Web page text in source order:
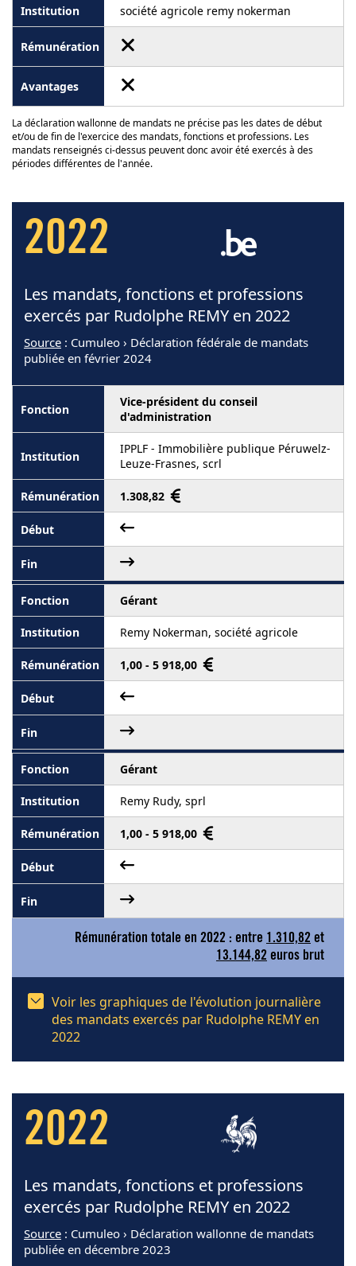
société agricole remy nokerman
La déclaration wallonne de mandats ne précise pas les dates de début
et/ou de fin de l'exercice des mandats, fonctions et professions. Les
mandats renseignés ci-dessus peuvent donc avoir été exercés à des
périodes différentes de l'année.
2022
Les mandats, fonctions et professions
exercés par Rudolphe REMY en 2022
Source : Cumuleo › Déclaration fédérale de mandats
publiée en février 2024
Vice-président du conseil
d'administration
IPPLF - Immobilière publique Péruwelz-
Leuze-Frasnes, scrl
1.308,82
Gérant
Remy Nokerman, société agricole
1,00 - 5 918,00
Gérant
Remy Rudy, sprl
1,00 - 5 918,00
Rémunération totale en 2022 : entre 1.310,82 et
13.144,82 euros brut
Voir les graphiques de l'évolution journalière
des mandats exercés par Rudolphe REMY en
2022
2022
Les mandats, fonctions et professions
exercés par Rudolphe REMY en 2022
Source : Cumuleo › Déclaration wallonne de mandats
publiée en décembre 2023